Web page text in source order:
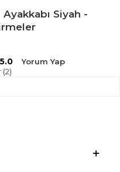
Siyah -
5.0
Yorum Yap